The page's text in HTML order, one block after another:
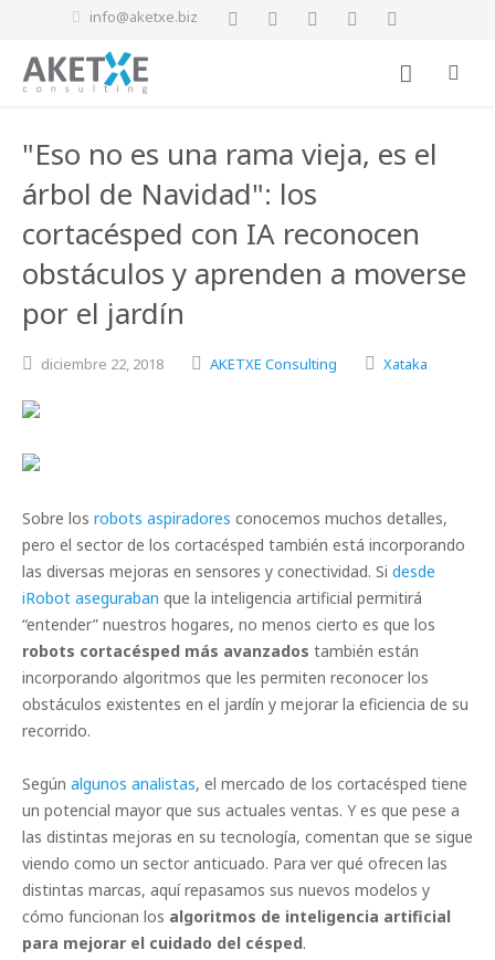
info@aketxe.biz
"Eso no es una rama vieja, es el
árbol de Navidad": los
cortacésped con IA reconocen
obstáculos y aprenden a moverse
por el jardín
diciembre 22, 2018 AKETXE Consulting Xataka
Sobre los robots aspiradores conocemos muchos detalles,
pero el sector de los cortacésped también está incorporando
las diversas mejoras en sensores y conectividad. Si desde
iRobot aseguraban que la inteligencia artificial permitirá
“entender” nuestros hogares, no menos cierto es que los
robots cortacésped más avanzados también están
incorporando algoritmos que les permiten reconocer los
obstáculos existentes en el jardín y mejorar la eficiencia de su
recorrido.
Según algunos analistas, el mercado de los cortacésped tiene
un potencial mayor que sus actuales ventas. Y es que pese a
las distintas mejoras en su tecnología, comentan que se sigue
viendo como un sector anticuado. Para ver qué ofrecen las
distintas marcas, aquí repasamos sus nuevos modelos y
cómo funcionan los algoritmos de inteligencia artificial
para mejorar el cuidado del césped.